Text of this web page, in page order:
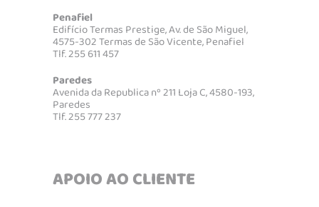
Penafiel
Edifício Termas Prestige, Av. de São Miguel,
4575-302 Termas de São Vicente, Penafiel
Tlf. 255 611 457
Paredes
Avenida da Republica nº 211 Loja C, 4580-193,
Paredes
Tlf. 255 777 237
APOIO AO CLIENTE